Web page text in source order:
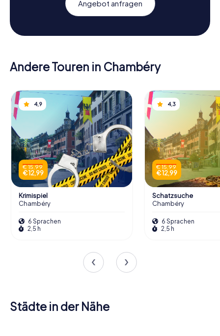
Angebot anfragen
Andere Touren in Chambéry
4,9
€ 15,99
€ 12,99
Krimispiel
Chambéry
6 Sprachen
2,5 h
4,3
€ 15,99
€ 12,99
Schatzsuche
Chambéry
6 Sprachen
2,5 h
Städte in der Nähe